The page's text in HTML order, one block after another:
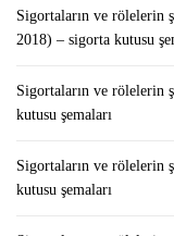
Sigortaların ve rölelerin
2018) – sigorta kutusu
Sigortaların ve rölelerin
kutusu şemaları
Sigortaların ve rölelerin
kutusu şemaları